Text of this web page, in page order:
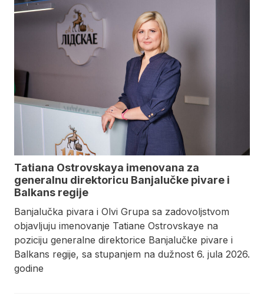
Tatiana Ostrovskaya imenovana za
generalnu direktoricu Banjalučke pivare i
Balkans regije
Banjalučka pivara i Olvi Grupa sa zadovoljstvom
objavljuju imenovanje Tatiane Ostrovskaye na
poziciju generalne direktorice Banjalučke pivare i
Balkans regije, sa stupanjem na dužnost 6. jula 2026.
godine